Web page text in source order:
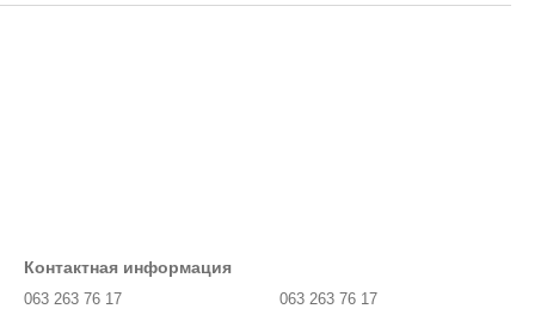
Контактная информация
063 263 76 17 063 263 76 17